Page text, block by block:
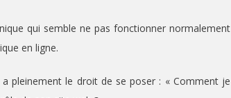
qui semble ne pas fonctionner normalement
en ligne.
pleinement le droit de se poser : « Comment je